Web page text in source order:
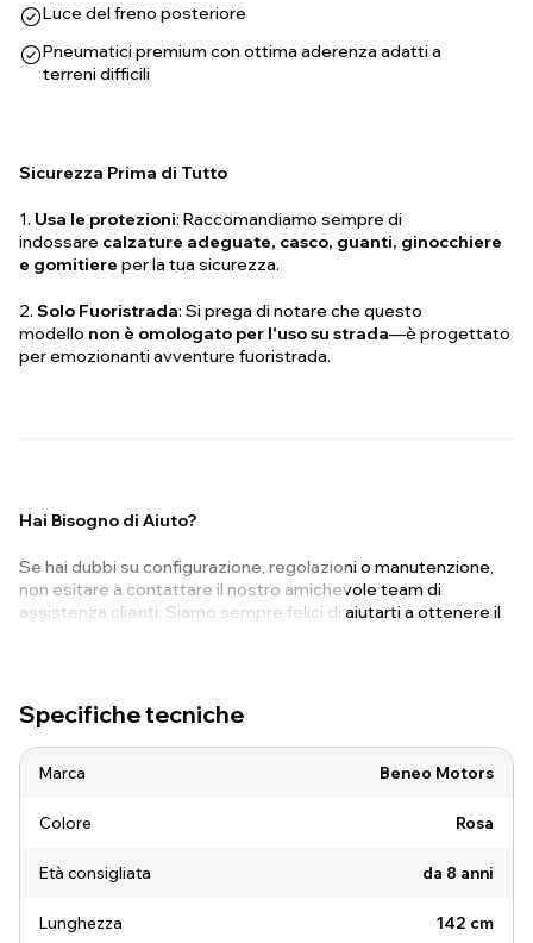
Luce del freno posteriore
Pneumatici premium con ottima aderenza adatti a
terreni difficili
Sicurezza Prima di Tutto
1. Usa le protezioni: Raccomandiamo sempre di
indossare calzature adeguate, casco, guanti, ginocchiere
e gomitiere per la tua sicurezza.
2. Solo Fuoristrada: Si prega di notare che questo
modello non è omologato per l'uso su strada—è progettato
per emozionanti avventure fuoristrada.
Hai Bisogno di Aiuto?
Se hai dubbi su configurazione, regolazioni o manutenzione,
non esitare a contattare il nostro amichevole team di
assistenza clienti. Siamo sempre felici di aiutarti a ottenere il
Specifiche tecniche
Marca Beneo Motors
Colore Rosa
Età consigliata da 8 anni
Lunghezza 142 cm